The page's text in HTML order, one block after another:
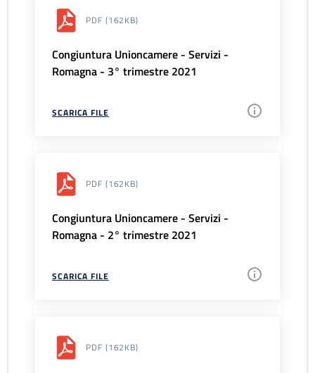
PDF (162KB)
Congiuntura Unioncamere - Servizi -
Romagna - 3° trimestre 2021
SCARICA FILE
PDF (162KB)
Congiuntura Unioncamere - Servizi -
Romagna - 2° trimestre 2021
SCARICA FILE
PDF (162KB)